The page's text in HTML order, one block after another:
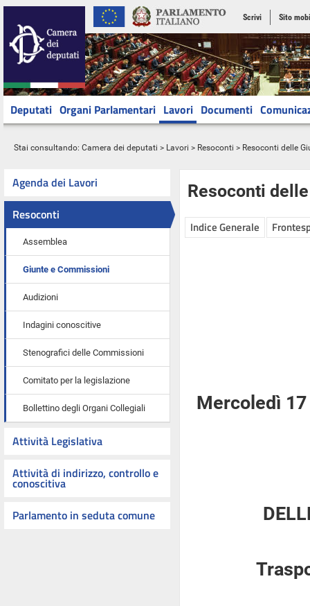
Scrivi Sito
Deputati Organi Parlamentari Lavori Documenti
Stai consultando: Camera dei deputati > Lavori > Resoconti > Resoconti delle
Agenda dei Lavori
Resoconti
Assemblea
Giunte e Commissioni
Audizioni
Indagini conoscitive
Stenografici delle Commissioni
Comitato per la legislazione
Bollettino degli Organi Collegiali
Attività Legislativa
Attività di indirizzo, controllo e
conoscitiva
Parlamento in seduta comune
Resoconti
Indice Generale
Mercoledì